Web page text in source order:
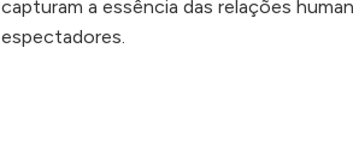
capturam a essência das relações
espectadores.